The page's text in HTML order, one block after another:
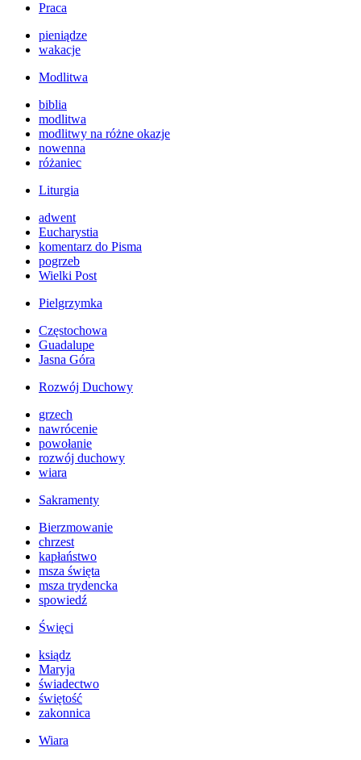
Praca
pieniądze
wakacje
Modlitwa
biblia
modlitwa
modlitwy na różne okazje
nowenna
różaniec
Liturgia
adwent
Eucharystia
komentarz do Pisma
pogrzeb
Wielki Post
Pielgrzymka
Częstochowa
Guadalupe
Jasna Góra
Rozwój Duchowy
grzech
nawrócenie
powołanie
rozwój duchowy
wiara
Sakramenty
Bierzmowanie
chrzest
kapłaństwo
msza święta
msza trydencka
spowiedź
Święci
ksiądz
Maryja
świadectwo
świętość
zakonnica
Wiara